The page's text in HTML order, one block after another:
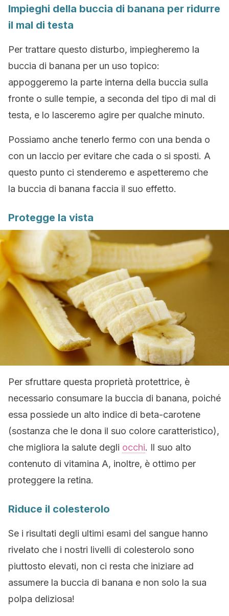
Impieghi della buccia di banana per ridurre
il mal di testa
Per trattare questo disturbo, impiegheremo la
buccia di banana per un uso topico:
appoggeremo la parte interna della buccia sulla
fronte o sulle tempie, a seconda del tipo di mal di
testa, e lo lasceremo agire per qualche minuto.
Possiamo anche tenerlo fermo con una benda o
con un laccio per evitare che cada o si sposti. A
questo punto ci stenderemo e aspetteremo che
la buccia di banana faccia il suo effetto.
Protegge la vista
Per sfruttare questa proprietà protettrice, è
necessario consumare la buccia di banana, poiché
essa possiede un alto indice di beta-carotene
(sostanza che le dona il suo colore caratteristico),
che migliora la salute degli occhi. Il suo alto
contenuto di vitamina A, inoltre, è ottimo per
proteggere la retina.
Riduce il colesterolo
Se i risultati degli ultimi esami del sangue hanno
rivelato che i nostri livelli di colesterolo sono
piuttosto elevati, non ci resta che iniziare ad
assumere la buccia di banana e non solo la sua
polpa deliziosa!